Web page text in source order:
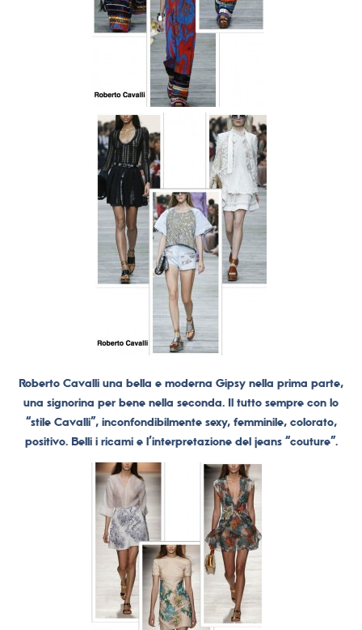
Roberto Cavalli una bella e moderna Gipsy nella prima parte,
una signorina per bene nella seconda. Il tutto sempre con lo
“stile Cavalli”, inconfondibilmente sexy, femminile, colorato,
positivo. Belli i ricami e l’interpretazione del jeans “couture”.